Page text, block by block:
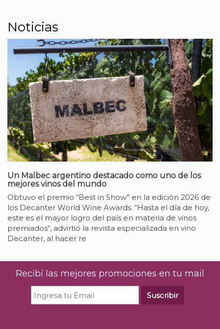
Noticias
Un Malbec argentino destacado como uno de los
mejores vinos del mundo
Obtuvo el premio “Best in Show” en la edición 2026 de
los Decanter World Wine Awards. “Hasta el día de hoy,
este es el mayor logro del país en materia de vinos
premiados“, advirtió la revista especializada en vino
Decanter, al hacer re
Recibí las mejores promociones en tu mail
Suscribir